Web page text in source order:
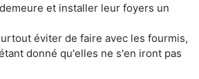
et installer leur foyers un
éviter de faire avec les fourmis,
donné qu'elles ne s'en iront pas